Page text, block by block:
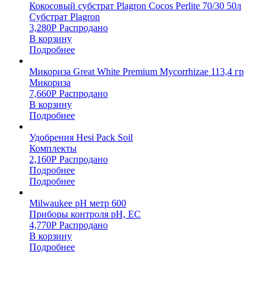
Кокосовый субстрат Plagron Cocos Perlite 70/30 50л
Субстрат Plagron
3,280Р Распродано
В корзину
Подробнее
Микориза Great White Premium Mycorrhizae 113,4 гр
Микориза
7,660Р Распродано
В корзину
Подробнее
Удобрения Hesi Pack Soil
Комплекты
2,160Р Распродано
Подробнее
Подробнее
Milwaukee pH метр 600
Приборы контроля pH, EC
4,770Р Распродано
В корзину
Подробнее